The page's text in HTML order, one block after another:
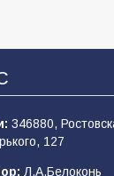
346880,
127
Л.А.Белоконь